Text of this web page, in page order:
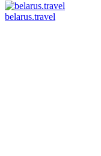
belarus.travel